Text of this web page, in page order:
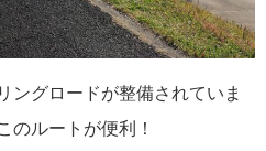
ングロードが整備されていま
のルートが便利！